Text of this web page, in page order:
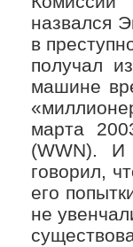
назвался
в
получал
машине
марта
(WWN). И
говорил,
его
не